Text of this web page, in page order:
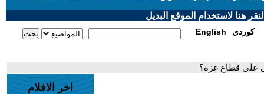
هنا لاستخدام الموقع البديل
English كوردي
على قطاع غزة؟
اخر الافلام